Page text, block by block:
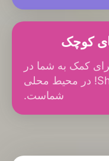
کوچک
کمک به شما در
برنامه‌ریزی یک برنامه Shine! در محیط محلی
شماست.